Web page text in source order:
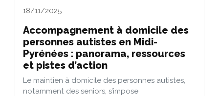
18/11/2025
Accompagnement à domicile des
personnes autistes en Midi-
Pyrénées : panorama, ressources
et pistes d’action
Le maintien à domicile des personnes autistes,
notamment des seniors, s’impose